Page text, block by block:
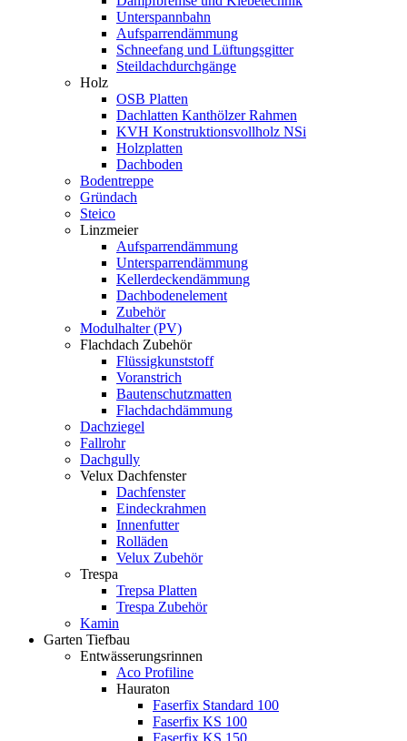
Unterspannbahn
Aufsparrendämmung
Schneefang und Lüftungsgitter
Steildachdurchgänge
Holz
OSB Platten
Dachlatten Kanthölzer Rahmen
KVH Konstruktionsvollholz NSi
Holzplatten
Dachboden
Bodentreppe
Gründach
Steico
Linzmeier
Aufsparrendämmung
Untersparrendämmung
Kellerdeckendämmung
Dachbodenelement
Zubehör
Modulhalter (PV)
Flachdach Zubehör
Flüssigkunststoff
Voranstrich
Bautenschutzmatten
Flachdachdämmung
Dachziegel
Fallrohr
Dachgully
Velux Dachfenster
Dachfenster
Eindeckrahmen
Innenfutter
Rolläden
Velux Zubehör
Trespa
Trepsa Platten
Trespa Zubehör
Kamin
Garten Tiefbau
Entwässerungsrinnen
Aco Profiline
Hauraton
Faserfix Standard 100
Faserfix KS 100
Faserfix KS 150